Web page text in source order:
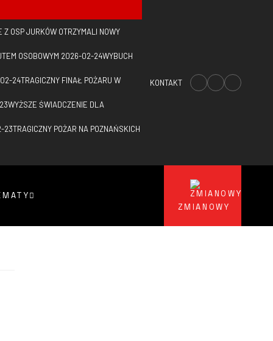
Z OSP JURKÓW OTRZYMALI NOWY
OSOBOWYM 2026-02-24WYBUCH
24TRAGICZNY FINAŁ POŻARU W
WYŻSZE ŚWIADCZENIE DLA
23TRAGICZNY POŻAR NA POZNAŃSKICH
KONTAKT
ZMIANOWY